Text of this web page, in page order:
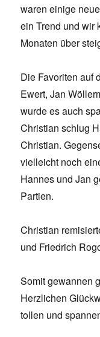
waren einige
ein Trend und wir
Monaten über
Die Favoriten auf
Ewert, Jan
wurde es auch
Christian schlug
Christian.
vielleicht noch
Hannes und Jan
Partien.
Christian
und Friedrich
Somit gewannen
Herzlichen
tollen und